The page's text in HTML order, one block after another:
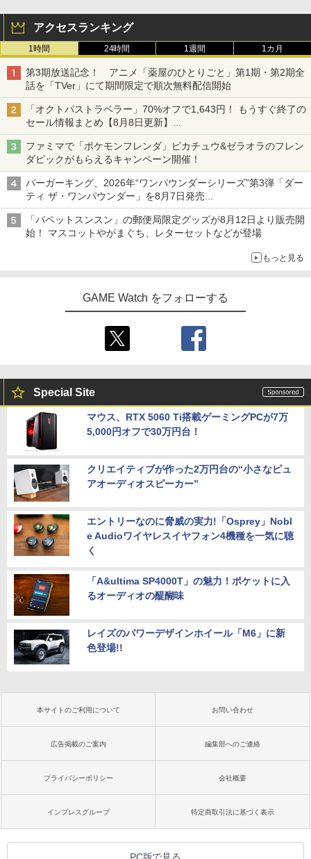
アクセスランキング
1時間 24時間 1週間 1カ月
第3期放送記念！ アニメ「薬屋のひとりごと」第1期・第2期全
話を「TVer」にて期間限定で順次無料配信開始
「オクトパストラベラー」70%オフで1,643円！ もうすぐ終了の
セール情報まとめ【8月8日更新】
ニンテンドーeショップでは「大神 絶景版」が67%オフで990円
ファミマで「ポケモンフレンダ」ピカチュウ&ゼラオラのフレン
ダピックがもらえるキャンペーン開催！
バーガーキング、2026年“ワンパウンダーシリーズ”第3弾「ダー
ティ ザ・ワンパウンダー」を8月7日発売
「特製ガーリックマヨソース」を使用した超大型チーズバーガー
「パペットスンスン」の郵便局限定グッズが8月12日より販売開
始！ マスコットやがまぐち、レターセットなどが登場
もっと見る
GAME Watch をフォローする
Special Site
マウス、RTX 5060 Ti搭載ゲーミングPCが7万
5,000円オフで30万円台！
クリエイティブが作った2万円台の“小さなピュ
アオーディオスピーカー”
エントリーなのに脅威の実力!「Osprey」Nobl
e Audioワイヤレスイヤフォン4機種を一気に聴
く
「A&ultima SP4000T」の魅力！ポケットに入
るオーディオの醍醐味
レイズのパワーデザインホイール「M6」に新
色登場!!
本サイトのご利用について お問い合わせ
広告掲載のご案内 編集部へのご連絡
プライバシーポリシー 会社概要
インプレスグループ 特定商取引法に基づく表示
PC版で見る